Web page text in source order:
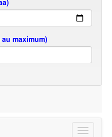
maximum)
Toggle